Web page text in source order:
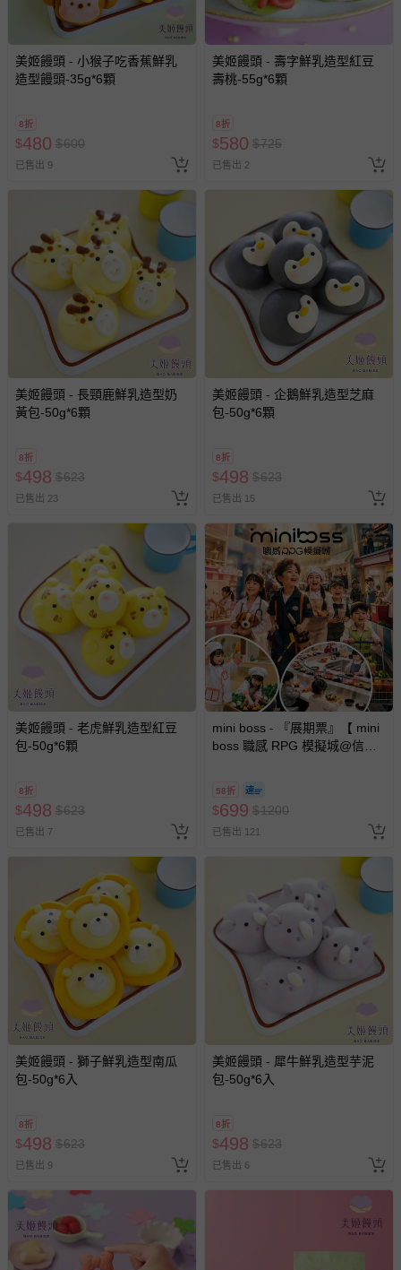
美姬饅頭 - 小猴子吃香蕉鮮乳
造型饅頭-35g*6顆
8折
$480 $600
已售出 9
美姬饅頭 - 壽字鮮乳造型紅豆
壽桃-55g*6顆
8折
$580 $725
已售出 2
美姬饅頭 - 長頸鹿鮮乳造型奶
黃包-50g*6顆
8折
$498 $623
已售出 23
美姬饅頭 - 企鵝鮮乳造型芝麻
包-50g*6顆
8折
$498 $623
已售出 15
美姬饅頭 - 老虎鮮乳造型紅豆
包-50g*6顆
8折
$498 $623
已售出 7
mini boss - 『展期票』【 mini
boss 職感 RPG 模擬城@信義
換，依現場梯次安排入場，逾
期作廢) (兒童票(2歲以上)贈一
名陪伴成人)
58折
$699 $1200
已售出 121
美姬饅頭 - 獅子鮮乳造型南瓜
包-50g*6入
8折
$498 $623
已售出 9
美姬饅頭 - 犀牛鮮乳造型芋泥
包-50g*6入
8折
$498 $623
已售出 6